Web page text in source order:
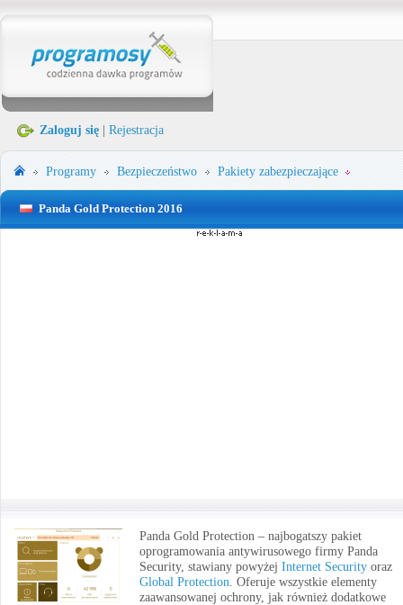
Zaloguj się Rejestracja
Programy Bezpieczeństwo Pakiety zabezpieczające
Panda Gold Protection 2016
Panda Gold Protection – najbogatszy pakiet
oprogramowania antywirusowego firmy Panda
Security, stawiany powyżej Internet Security oraz
Global Protection. Oferuje wszystkie elementy
zaawansowanej ochrony, jak również dodatkowe